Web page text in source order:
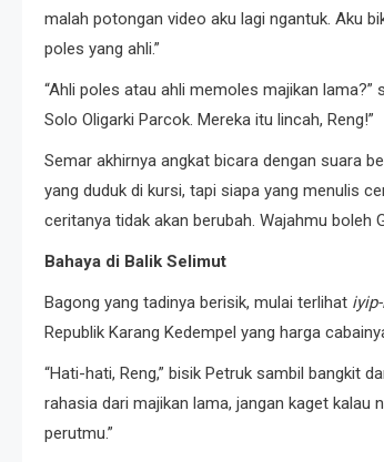
malah potongan video aku lagi ngantuk. Aku
poles yang ahli.”
“Ahli poles atau ahli memoles majikan lama?”
Solo Oligarki Parcok. Mereka itu lincah, Reng!”
Semar akhirnya angkat bicara dengan suara
yang duduk di kursi, tapi siapa yang menulis
ceritanya tidak akan berubah. Wajahmu boleh
Bahaya di Balik Selimut
Bagong yang tadinya berisik, mulai terlihat
Republik Karang Kedempel yang harga
“Hati-hati, Reng,” bisik Petruk sambil bangkit
rahasia dari majikan lama, jangan kaget kalau
perutmu.”